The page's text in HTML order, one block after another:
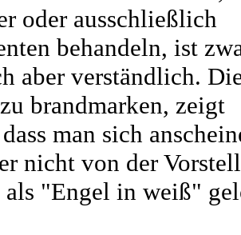
oder ausschließlich
behandeln, ist
aber verständlich.
brandmarken, zeigt
man sich
nicht von der
als "Engel in weiß"